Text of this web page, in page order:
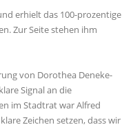
erhielt das 100-prozentige
Zur Seite stehen ihm
von Dorothea Deneke-
Signal an die
im Stadtrat war Alfred
Zeichen setzen, dass wir